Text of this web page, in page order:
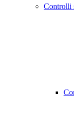
Controlli